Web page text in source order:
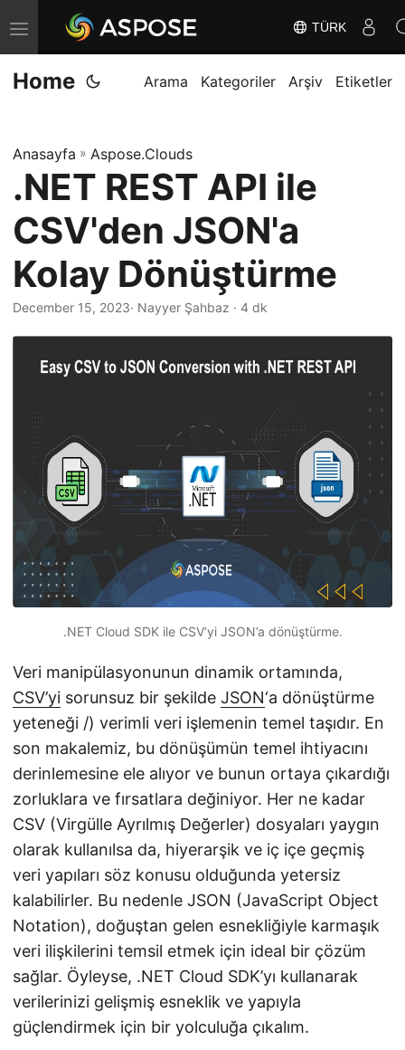
G
e
z
m
i
D
e
ğ
i
TÜRK
Home Arama Kategoriler Arşiv Etiketler
Anasayfa » Aspose.Clouds
.NET REST API ile
CSV'den JSON'a
Kolay Dönüştürme
December 15, 2023· Nayyer Şahbaz · 4 dk
.NET Cloud SDK ile CSV’yi JSON’a dönüştürme.
Veri manipülasyonunun dinamik ortamında,
CSV’yi sorunsuz bir şekilde JSON‘a dönüştürme
yeteneği /) verimli veri işlemenin temel taşıdır. En
son makalemiz, bu dönüşümün temel ihtiyacını
derinlemesine ele alıyor ve bunun ortaya çıkardığı
zorluklara ve fırsatlara değiniyor. Her ne kadar
CSV (Virgülle Ayrılmış Değerler) dosyaları yaygın
olarak kullanılsa da, hiyerarşik ve iç içe geçmiş
veri yapıları söz konusu olduğunda yetersiz
kalabilirler. Bu nedenle JSON (JavaScript Object
Notation), doğuştan gelen esnekliğiyle karmaşık
veri ilişkilerini temsil etmek için ideal bir çözüm
sağlar. Öyleyse, .NET Cloud SDK’yı kullanarak
verilerinizi gelişmiş esneklik ve yapıyla
güçlendirmek için bir yolculuğa çıkalım.